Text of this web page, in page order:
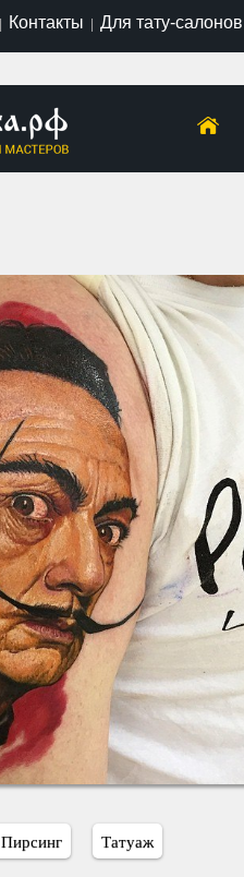
Контакты Для тату-салонов
Пирсинг Татуаж